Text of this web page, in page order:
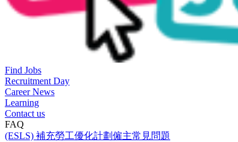
Find Jobs
Recruitment Day
Career News
Learning
Contact us
FAQ
(ESLS) 補充勞工優化計劃僱主常見問題